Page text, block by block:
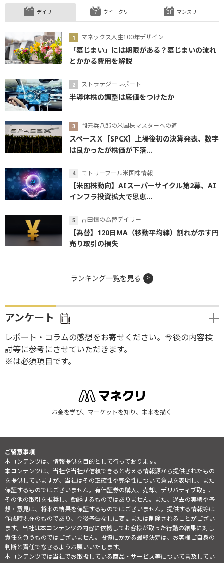
デイリー
マネックス人生100年デザイン
「墓じまい」には期限がある？墓じまいの流れ
とかかる費用を解説
ストラテジーレポート
半導体株の調整は底値をつけたか
岡元兵八郎の米国株マスターへの道
スペースＸ［SPCX］上場後初の決算発表、数字
は良かったが株価が下落...
モトリーフール米国株情報
【米国株動向】AIスーパーサイクル第2幕、AI
インフラ投資拡大で恩恵...
吉田恒の為替デイリー
【為替】120日MA（移動平均線）割れが示す円
売り取引の損失
ウイークリー マンスリー
ランキング一覧を見る
アンケート
レポート・コラムの感想をお寄せください。今後の内容検
討等に参考にさせていただきます。
※は必須項目です。
お金を学び、マーケットを知り、未来を描く
ご留意事項
本コンテンツは、情報提供を目的として行っております。
本コンテンツは、当社や当社が信頼できると考える情報源から提供されたもの
を提供していますが、当社はその正確性や完全性について意見を表明し、また
保証するものではございません。有価証券の購入、売却、デリバティブ取引、
その他の取引を推奨し、勧誘するものではありません。また、過去の実績や予
想・意見は、将来の結果を保証するものではございません。提供する情報等は
作成時現在のものであり、今後予告なしに変更または削除されることがござい
ます。当社は本コンテンツの内容に依拠してお客様が取った行動の結果に対し
責任を負うものではございません。投資にかかる最終決定は、お客様ご自身の
判断と責任でなさるようお願いいたします。
本コンテンツでは当社でお取扱している商品・サービス等について言及してい